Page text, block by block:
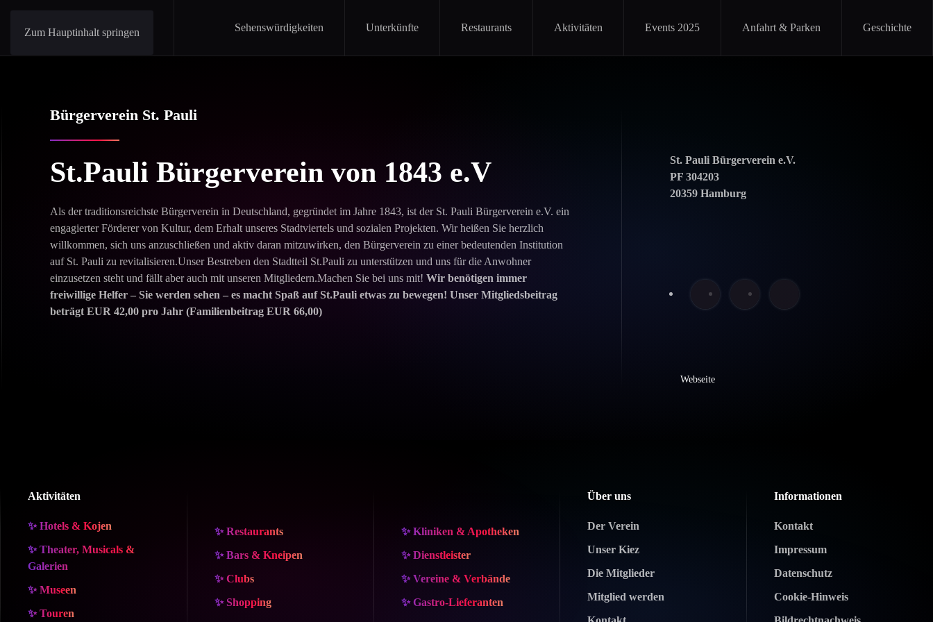
Zum Hauptinhalt springen Sehenswürdigkeiten Unterkünfte Restaurants Aktivitäten Events 2025 Anfahrt & Parken Geschichte
Bürgerverein St. Pauli
St.Pauli Bürgerverein von 1843 e.V
Als der traditionsreichste Bürgerverein in Deutschland, gegründet im Jahre 1843, ist der St. Pauli Bürgerverein e.V. ein
engagierter Förderer von Kultur, dem Erhalt unseres Stadtviertels und sozialen Projekten. Wir heißen Sie herzlich
willkommen, sich uns anzuschließen und aktiv daran mitzuwirken, den Bürgerverein zu einer bedeutenden Institution
auf St. Pauli zu revitalisieren.Unser Bestreben den Stadtteil St.Pauli zu unterstützen und uns für die Anwohner
einzusetzen steht und fällt aber auch mit unseren Mitgliedern.Machen Sie bei uns mit! Wir benötigen immer
freiwillige Helfer – Sie werden sehen – es macht Spaß auf St.Pauli etwas zu bewegen! Unser Mitgliedsbeitrag
beträgt EUR 42,00 pro Jahr (Familienbeitrag EUR 66,00)
St. Pauli Bürgerverein e.V.
PF 304203
20359 Hamburg
Webseite
Aktivitäten
✨ Hotels & Kojen
✨ Theater, Musicals &
Galerien
✨ Museen
✨ Touren
✨ Restaurants
✨ Bars & Kneipen
✨ Clubs
✨ Shopping
✨ Kliniken & Apotheken
✨ Dienstleister
✨ Vereine & Verbände
✨ Gastro-Lieferanten
Über uns
Der Verein
Unser Kiez
Die Mitglieder
Mitglied werden
Informationen
Kontakt
Impressum
Datenschutz
Cookie-Hinweis